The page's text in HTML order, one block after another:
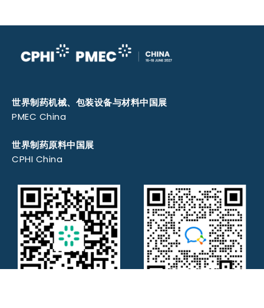
世界制药机械、包装设备与材料中国展
PMEC China
世界制药原料中国展
CPHI China